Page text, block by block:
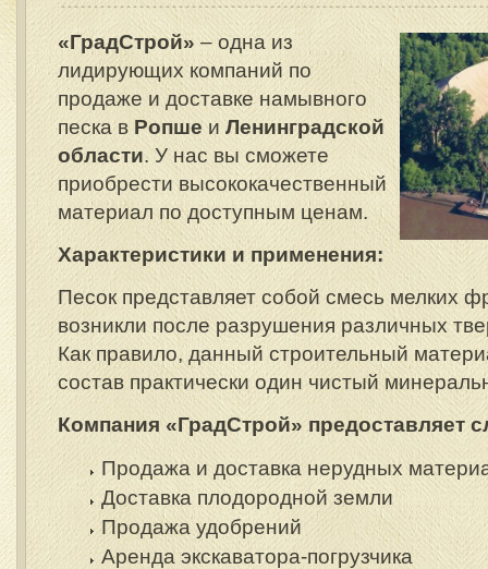
«ГрадСтрой» – одна из
лидирующих компаний по
продаже и доставке намывного
песка в Ропшеи Ленинградской
области. У нас вы сможете
приобрести высококачественный
материал по доступным ценам.
Характеристики и применения:
Песок представляет собой смесь мелких
возникли после разрушения различных
Как правило, данный строительный
состав практически один чистый
Компания «ГрадСтрой» предоставляет
Продажа и доставка нерудных
Доставка плодородной земли
Продажа удобрений
Аренда экскаватора-погрузчика